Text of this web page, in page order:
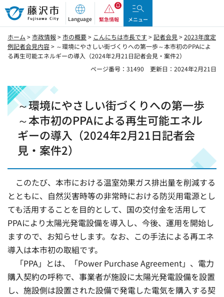
藤沢市
Language 緊急情報 メニュー
ホーム >市政情報 >市の概要> こんにちは市長です>記者会見>2023年度定
例記者会見内容> ～環境にやさしい街づくりへの第一歩～本市初のPPAによ
る再生可能エネルギーの導入（2024年2月21日記者会見・案件2）
ページ番号：31490
更新日：2024年2月21日
～環境にやさしい街づくりへの第一歩
～本市初のPPAによる再生可能エネル
ギーの導入（2024年2月21日記者会
見・案件2）
このたび、本市における温室効果ガス排出量を削減する
とともに、自然災害時等の非常時における防災用電源とし
ても活用することを目的として、国の交付金を活用して
PPAにより太陽光発電設備を導入し、今後、運用を開始し
ますので、お知らせします。なお、この手法による再エネ
導入は本市初の取組です。
「PPA」とは、「Power Purchase Agreement」、電力
購入契約の呼称で、事業者が施設に太陽光発電設備を設置
し、施設側は設置された設備で発電した電気を購入する契